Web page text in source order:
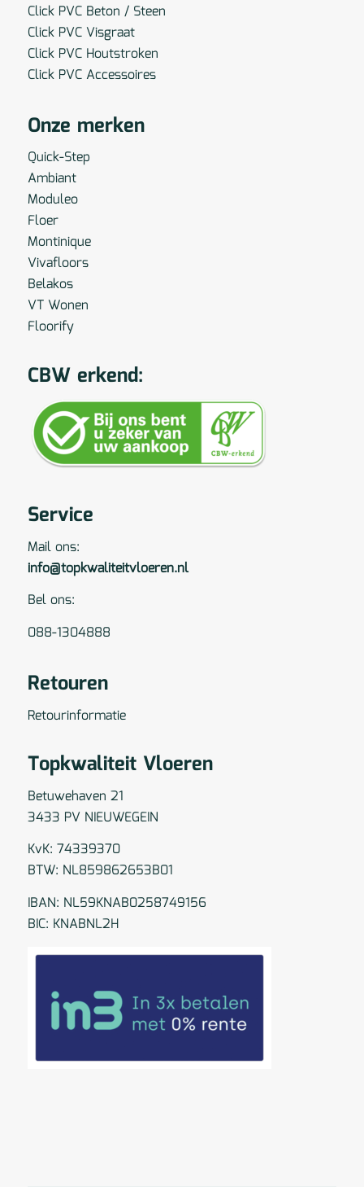
Click PVC Beton / Steen
Click PVC Visgraat
Click PVC Houtstroken
Click PVC Accessoires
Onze merken
Quick-Step
Ambiant
Moduleo
Floer
Montinique
Vivafloors
Belakos
VT Wonen
Floorify
CBW erkend:
Service
Mail ons:
info@topkwaliteitvloeren.nl
Bel ons:
088-1304888
Retouren
Retourinformatie
Topkwaliteit Vloeren
Betuwehaven 21
3433 PV NIEUWEGEIN
KvK: 74339370
BTW: NL859862653B01
IBAN: NL59KNAB0258749156
BIC: KNABNL2H